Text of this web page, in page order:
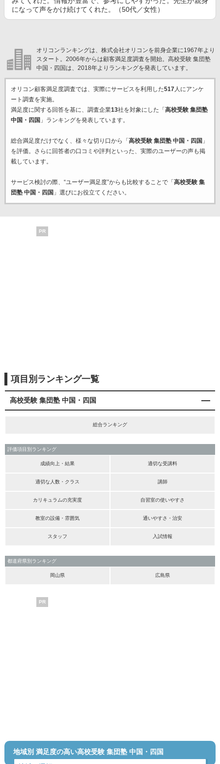
になって声をかけ続けてくれた。（50代／女性）
オリコンランキングは、株式会社オリコンを前身企業に1967年より
スタート。2006年からは顧客満足度調査を開始。高校受験 集団塾
中国・四国は、2018年よりランキングを発表しています。
オリコン顧客満足度調査では、実際にサービスを利用した517人にアンケ
ート調査を実施。
満足度に関する回答を基に、調査企業13社を対象にした「 高校受験 集団塾
中国・四国 」ランキングを発表しています。
総合満足度だけでなく、様々な切り口から「 高校受験 集団塾 中国・四国 」
を評価。さらに回答者の口コミや評判といった、実際のユーザーの声も掲
載しています。
サービス検討の際、“ユーザー満足度”からも比較することで「 高校受験 集
団塾 中国・四国 」選びにお役立てください。
PR
項目別ランキング一覧
高校受験 集団塾 中国・四国
総合ランキング
評価項目別ランキング
成績向上・結果 適切な受講料
適切な人数・クラス 講師
カリキュラムの充実度 自習室の使いやすさ
教室の設備・雰囲気 通いやすさ・治安
スタッフ 入試情報
都道府県別ランキング
岡山県 広島県
PR
地域別 満足度の高い高校受験 集団塾 中国・四国